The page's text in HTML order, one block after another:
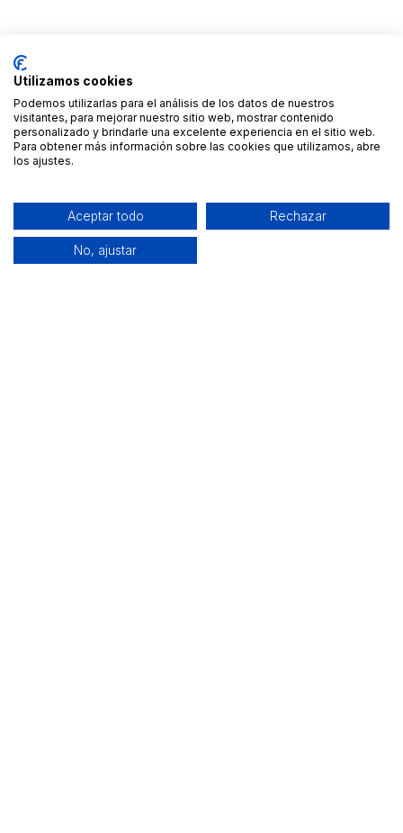
Utilizamos cookies
Podemos utilizarlas para el análisis de los datos de nuestros
visitantes, para mejorar nuestro sitio web, mostrar contenido
personalizado y brindarle una excelente experiencia en el sitio web.
Para obtener más información sobre las cookies que utilizamos, abre
los ajustes.
Aceptar todo Rechazar
No, ajustar